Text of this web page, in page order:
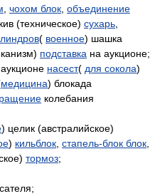
чохом блок объединение
(техническое) сухарь
( военное) шашка
подставка на аукционе;
насест( для сокола)
медицина) блокада
колебания
) целик (австралийское)
) кильблок стапель-блок блок
тормоз;